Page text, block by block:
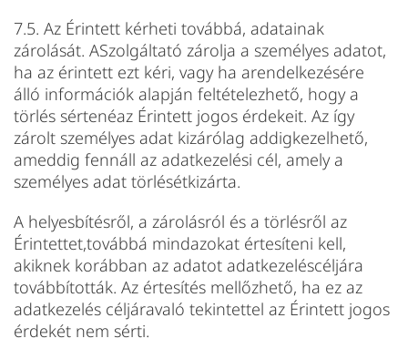
7.5. Az Érintett kérheti továbbá, adatainak
zárolását. ASzolgáltató zárolja a személyes adatot,
ha az érintett ezt kéri, vagy ha arendelkezésére
álló információk alapján feltételezhető, hogy a
törlés sértenéaz Érintett jogos érdekeit. Az így
zárolt személyes adat kizárólag addigkezelhető,
ameddig fennáll az adatkezelési cél, amely a
személyes adat törlésétkizárta.
A helyesbítésről, a zárolásról és a törlésről az
Érintettet,továbbá mindazokat értesíteni kell,
akiknek korábban az adatot adatkezeléscéljára
továbbították. Az értesítés mellőzhető, ha ez az
adatkezelés céljáravaló tekintettel az Érintett jogos
érdekét nem sérti.